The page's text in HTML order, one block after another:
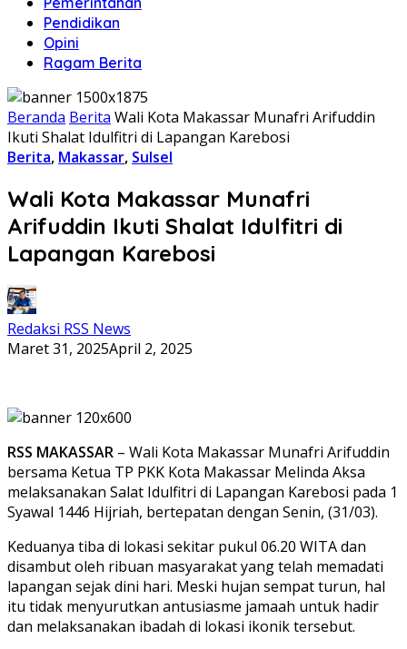
Pendidikan
Opini
Ragam Berita
Beranda Berita Wali Kota Makassar Munafri Arifuddin
Ikuti Shalat Idulfitri di Lapangan Karebosi
Berita, Makassar, Sulsel
Wali Kota Makassar Munafri
Arifuddin Ikuti Shalat Idulfitri di
Lapangan Karebosi
Redaksi RSS News
Maret 31, 2025April 2, 2025
RSS MAKASSAR – Wali Kota Makassar Munafri Arifuddin
bersama Ketua TP PKK Kota Makassar Melinda Aksa
melaksanakan Salat Idulfitri di Lapangan Karebosi pada 1
Syawal 1446 Hijriah, bertepatan dengan Senin, (31/03).
Keduanya tiba di lokasi sekitar pukul 06.20 WITA dan
disambut oleh ribuan masyarakat yang telah memadati
lapangan sejak dini hari. Meski hujan sempat turun, hal
itu tidak menyurutkan antusiasme jamaah untuk hadir
dan melaksanakan ibadah di lokasi ikonik tersebut.